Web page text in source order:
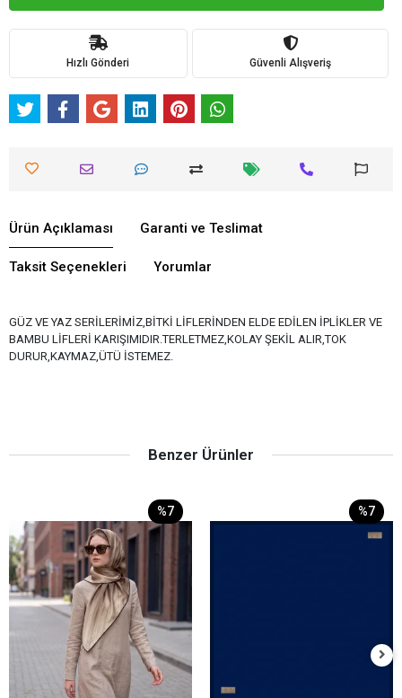
Hızlı Gönderi Güvenli Alışveriş
Ürün Açıklaması Garanti ve Teslimat
Taksit Seçenekleri Yorumlar
GÜZ VE YAZ SERİLERİMİZ,BİTKİ LİFLERİNDEN ELDE EDİLEN İPLİKLER VE
BAMBU LİFLERİ KARIŞIMIDIR.TERLETMEZ,KOLAY ŞEKİL ALIR,TOK
DURUR,KAYMAZ,ÜTÜ İSTEMEZ.
Benzer Ürünler
%7 %7